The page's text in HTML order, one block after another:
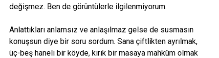
değişmez. Ben de görüntülerle ilgilenmiyorum.
Anlattıkları anlamsız ve anlaşılmaz gelse de susmasın
konuşsun diye bir soru sordum. Sana çiftlikten ayrılmak,
üç-beş haneli bir köyde, kırık bir masaya mahkûm olmak